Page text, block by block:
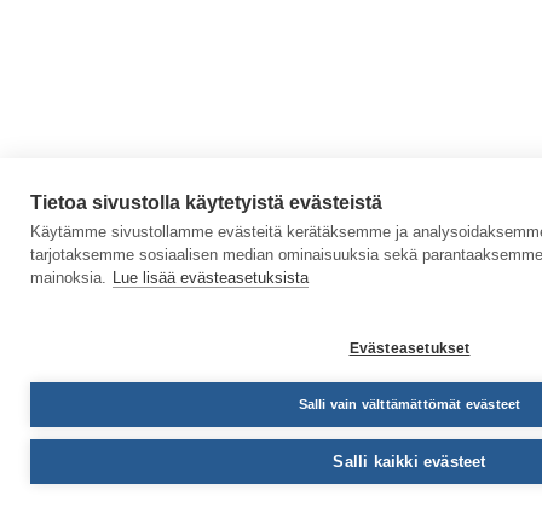
Tietoa sivustolla käytetyistä evästeistä
Käytämme sivustollamme evästeitä kerätäksemme ja
tarjotaksemme sosiaalisen median ominaisuuksia sekä
mainoksia. Lue lisää evästeasetuksista
Evästeasetukset
Salli vain välttämättömät evästeet
Salli kaikki evästeet